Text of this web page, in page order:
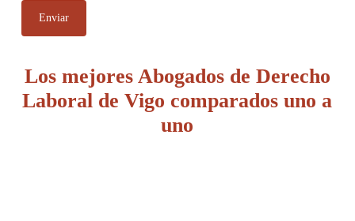
Los mejores Abogados de Derecho
Laboral de Vigo comparados uno a
uno